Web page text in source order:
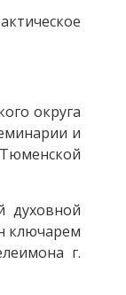
округа
и
духовной
ключарем
г.